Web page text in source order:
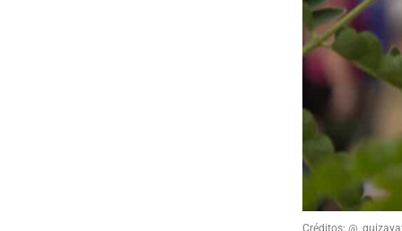
Créditos: